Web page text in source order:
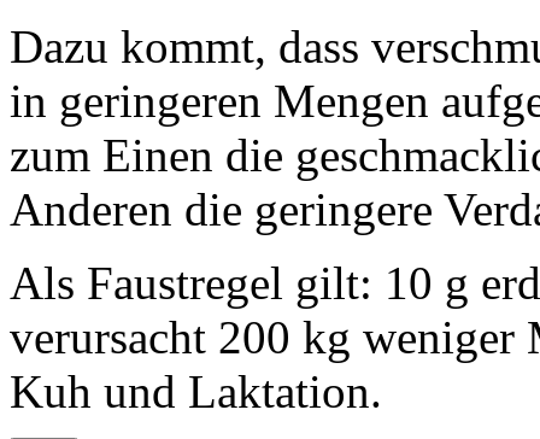
Dazu kommt, dass
in geringeren Mengen
zum Einen die
Anderen die geringere
Als Faustregel gilt: 10 g
verursacht 200 kg weniger
Kuh und Laktation.